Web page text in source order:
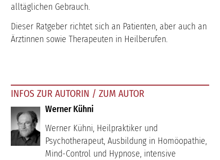
alltäglichen Gebrauch.
Dieser Ratgeber richtet sich an Patienten, aber auch an
Ärztinnen sowie Therapeuten in Heilberufen.
INFOS ZUR AUTORIN / ZUM AUTOR
Werner Kühni
Werner Kühni, Heilpraktiker und
Psychotherapeut, Ausbildung in Homöopathie,
Mind-Control und Hypnose, intensive